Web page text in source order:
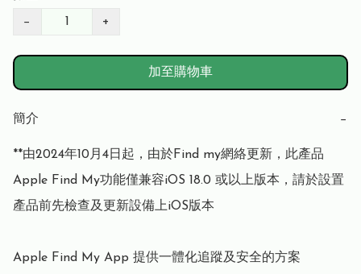
− +
加至購物車
簡介 −
**由2024年10月4日起，由於Find my網絡更新，此產品
Apple Find My功能僅兼容iOS 18.0 或以上版本，請於設置
產品前先檢查及更新設備上iOS版本
Apple Find My App 提供一體化追蹤及安全的方案